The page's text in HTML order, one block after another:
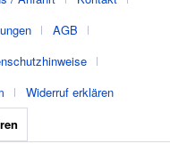
AGB
Widerruf erklären